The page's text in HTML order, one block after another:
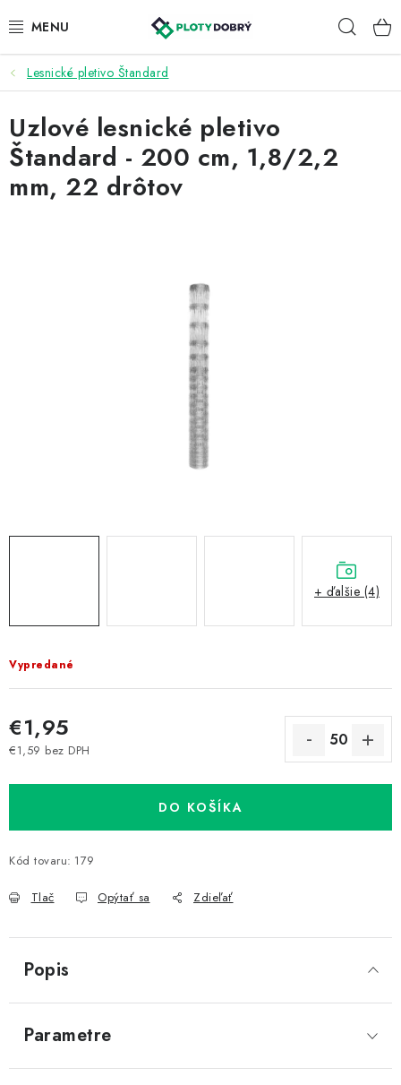
na
PLETIVA A PLOTY
PRÍSLUŠENSTVO
BRÁNY A BRÁNKY
Obchodné podmienky
Všetko o súboroch cookies
Lesnické pletivo Štandard
Vypredané
€1,95
€1,59 bez DPH
DO KOŠÍKA
Kód tovaru: 179
Tlač Opýtať sa Zdieľať
Uzlové lesnické pletivo
Štandard - 200 cm, 1,8/2,2
mm, 22 drôtov
+ ďalšie (4)
Popis
Parametre